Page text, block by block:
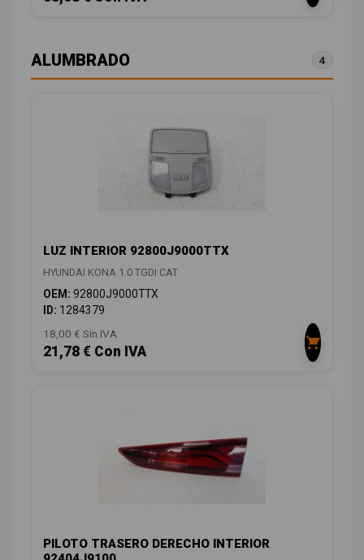
ALUMBRADO 4
LUZ INTERIOR 92800J9000TTX
HYUNDAI KONA 1.0 TGDI CAT
OEM: 92800J9000TTX
ID: 1284379
18,00 € Sin IVA
21,78 € Con IVA
PILOTO TRASERO DERECHO INTERIOR